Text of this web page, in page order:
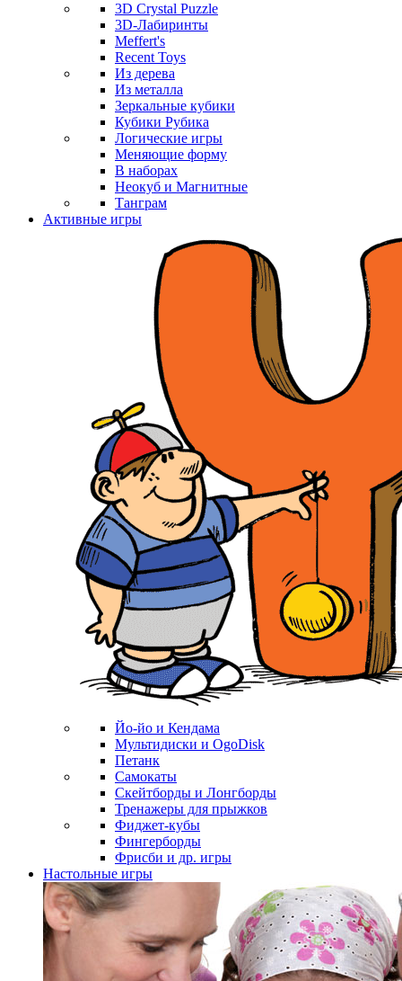
3D Crystal Puzzle
3D-Лабиринты
Meffert's
Recent Toys
Из дерева
Из металла
Зеркальные кубики
Кубики Рубика
Логические игры
Меняющие форму
В наборах
Неокуб и Магнитные
Танграм
Активные игры
Йо-йо и Кендама
Мультидиски и OgoDisk
Петанк
Самокаты
Скейтборды и Лонгборды
Тренажеры для прыжков
Фиджет-кубы
Фингерборды
Фрисби и др. игры
Настольные игры